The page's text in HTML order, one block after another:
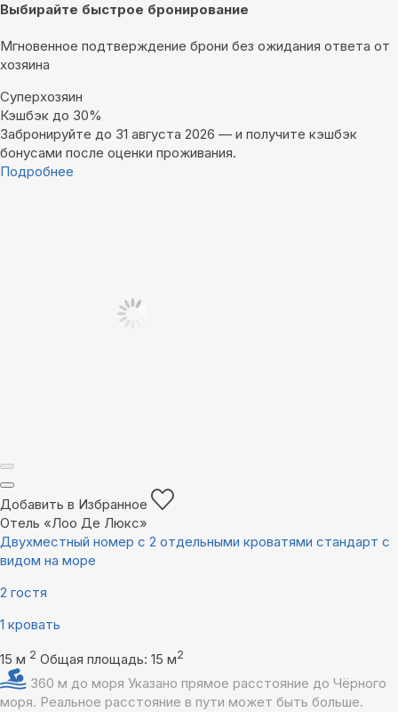
Выбирайте быстрое бронирование
Мгновенное подтверждение брони без ожидания ответа от
хозяина
Суперхозяин
Кэшбэк до 30%
Забронируйте до 31 августа 2026 — и получите кэшбэк
бонусами после оценки проживания.
Подробнее
Добавить в Избранное
Отель «Лоо Де Люкс»
Двухместный номер с 2 отдельными кроватями стандарт с
видом на море
2 гостя
1 кровать
15 м 2 Общая площадь: 15 м2
360 м до моря Указано прямое расстояние до Чёрного
моря. Реальное расстояние в пути может быть больше.